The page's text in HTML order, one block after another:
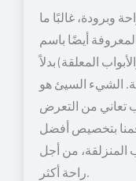
وبرودة، غالبًا ما
أيضًا باسم
المعلقة) بدلاً
الشيء السيئ هو
تعاني من التعرض
بتخصيص أفضل
المنزلقة، من أجل
راحة أكثر.